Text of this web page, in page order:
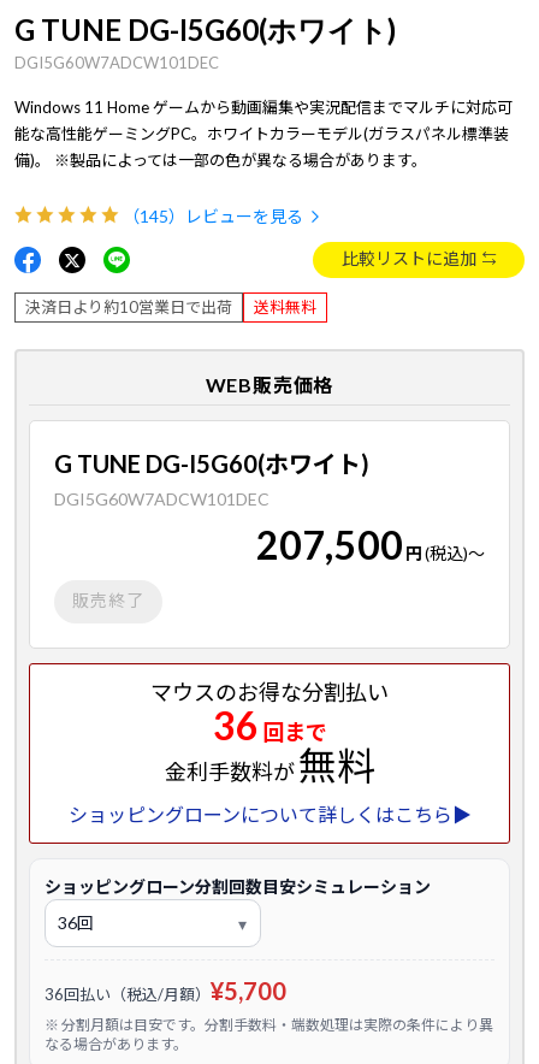
G TUNE DG-I5G60(ホワイト)
DGI5G60W7ADCW101DEC
Windows 11 Home ゲームから動画編集や実況配信までマルチに対応可
能な高性能ゲーミングPC。ホワイトカラーモデル(ガラスパネル標準装
備)。 ※製品によっては一部の色が異なる場合があります。
（145） レビューを見る
比較リストに追加
決済日より約10営業日で出荷 送料無料
WEB販売価格
G TUNE DG-I5G60(ホワイト)
DGI5G60W7ADCW101DEC
207,500 円(税込)～
販売終了
マウスのお得な分割払い
36 回まで
金利手数料が無料
ショッピングローンについて詳しくはこちら▶
ショッピングローン分割回数目安シミュレーション
36回払い（税込/月額） ¥5,700
※ 分割月額は目安です。分割手数料・端数処理は実際の条件により異
なる場合があります。